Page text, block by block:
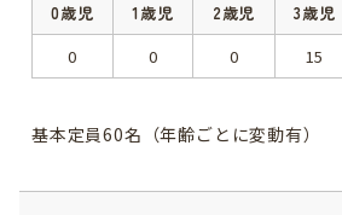
0歳児 1歳児 2歳児 3歳児
0
0 0 15
基本定員60名（年齢ごとに変動有）